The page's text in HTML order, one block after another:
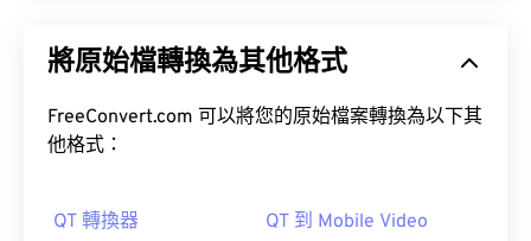
將原始檔轉換為其他格式
FreeConvert.com 可以將您的原始檔案轉換為以下其
他格式：
QT 轉換器 QT 到 Mobile Video